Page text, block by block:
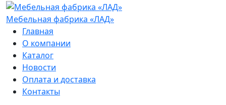
Мебельная фабрика «ЛАД»
Главная
О компании
Каталог
Новости
Оплата и доставка
Контакты